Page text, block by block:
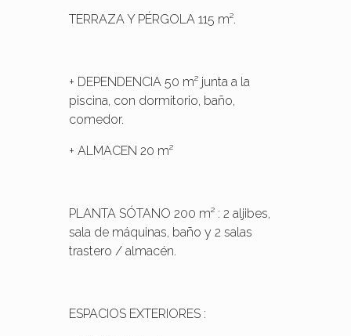
TERRAZA Y PÉRGOLA 115 m².
+ DEPENDENCIA 50 m² junta a la
piscina, con dormitorio, baño,
comedor.
+ ALMACEN 20 m²
PLANTA SÓTANO 200 m² : 2 aljibes,
sala de máquinas, baño y 2 salas
trastero / almacén.
ESPACIOS EXTERIORES :